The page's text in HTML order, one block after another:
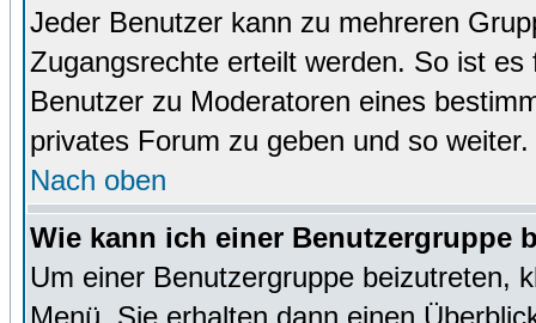
Jeder Benutzer kann zu mehreren
Zugangsrechte erteilt werden. So ist
Benutzer zu Moderatoren eines
privates Forum zu geben und so weiter.
Nach oben
Wie kann ich einer Benutzergruppe
Um einer Benutzergruppe beizutreten,
Menü. Sie erhalten dann einen